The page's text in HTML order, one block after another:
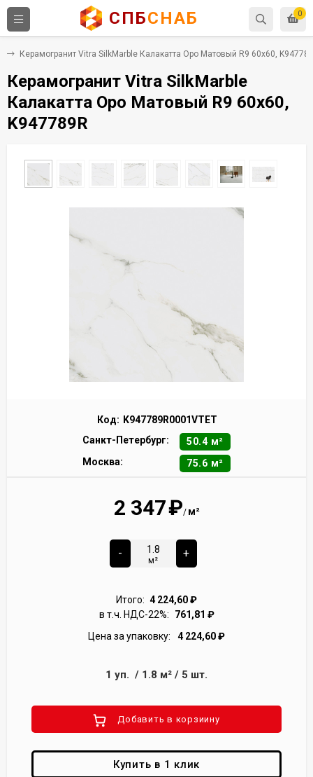
0
СПБСНАБ
Керамогранит Vitra SilkMarble Калакатта Оро Матовый R9 60x60,
Керамогранит Vitra SilkMarble
Калакатта Оро Матовый R9 60x60,
K947789R
Код: K947789R0001VTET
Санкт-Петербург:
50.4 м²
Москва:
75.6 м²
2 347₽/ м²
-
м²
+
Итого: 4 224,60₽
в т.ч. НДС-22%:
761,81 ₽
Цена за упаковку:
4 224,60₽
1 уп. / 1.8 м² / 5 шт.
Добавить в корзиину
Купить в 1 клик